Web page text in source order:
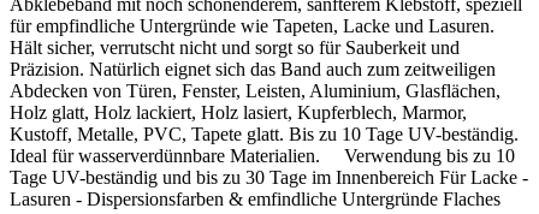
für empfindliche Untergründe wie Tapeten, Lacke und Lasuren.
Hält sicher, verrutscht nicht und sorgt so für Sauberkeit und
Präzision. Natürlich eignet sich das Band auch zum zeitweiligen
Abdecken von Türen, Fenster, Leisten, Aluminium, Glasflächen,
Holz glatt, Holz lackiert, Holz lasiert, Kupferblech, Marmor,
Kustoff, Metalle, PVC, Tapete glatt. Bis zu 10 Tage UV-beständig.
Ideal für wasserverdünnbare Materialien. Verwendung bis zu 10
Tage UV-beständig und bis zu 30 Tage im Innenbereich Für Lacke -
Lasuren - Dispersionsfarben & emfindliche Untergründe Flaches